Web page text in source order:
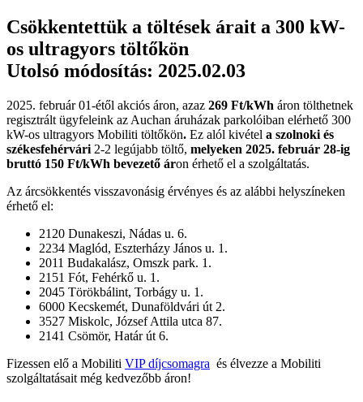
Csökkentettük a töltések árait a 300 kW-
os ultragyors töltőkön
Utolsó módosítás: 2025.02.03
2025. február 01-étől akciós áron, azaz 269 Ft/kWh áron tölthetnek
regisztrált ügyfeleink az Auchan áruházak parkolóiban elérhető 300
kW-os ultragyors Mobiliti töltőkön. Ez alól kivétel a szolnoki és
székesfehérvári 2-2 legújabb töltő, melyeken 2025. február 28-ig
bruttó 150 Ft/kWh bevezető áron érhető el a szolgáltatás.
Az árcsökkentés visszavonásig érvényes és az alábbi helyszíneken
érhető el:
2120 Dunakeszi, Nádas u. 6.
2234 Maglód, Eszterházy János u. 1.
2011 Budakalász, Omszk park. 1.
2151 Fót, Fehérkő u. 1.
2045 Törökbálint, Torbágy u. 1.
6000 Kecskemét, Dunaföldvári út 2.
3527 Miskolc, József Attila utca 87.
2141 Csömör, Határ út 6.
Fizessen elő a Mobiliti VIP díjcsomagra és élvezze a Mobiliti
szolgáltatásait még kedvezőbb áron!